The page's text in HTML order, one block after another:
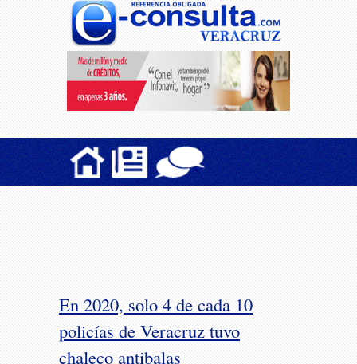
En 2020, solo 4 de cada 10
policías de Veracruz tuvo
chaleco antibalas